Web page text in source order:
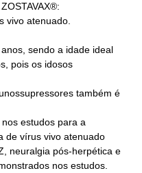
vivo atenuado.
sendo a idade ideal
pois os idosos
também é
estudos para a
de vírus vivo atenuado
neuralgia pós-herpética e
nos estudos.